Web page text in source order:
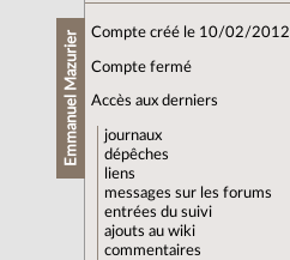
Emmanuel Mazurier Compte créé le 10/02/2012
Compte fermé
Accès aux derniers
journaux
dépêches
liens
messages sur les forums
entrées du suivi
ajouts au wiki
commentaires